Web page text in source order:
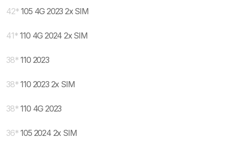
42* 105 4G 2023 2x SIM
41* 110 4G 2024 2x SIM
38* 110 2023
38* 110 2023 2x SIM
38* 110 4G 2023
36* 105 2024 2x SIM